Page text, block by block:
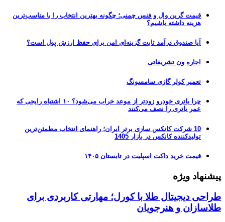
قیمت گرین وال و فنس چمنی؛ چگونه بهترین انتخاب را با مناسب‌ترین
هزینه داشته باشیم؟
آیا صندوق درآمد ثابت گزینه‌ای امن برای حفظ ارزش پول است؟
اجاره ون تشریفاتی
تعمیر کولر گازی سامسونگ
چرا باتری خودرو زودتر از موعد خراب می‌شود؟ ۱۰ اشتباه رایجی که
عمر باتری را نصف می‌کنند
10 شرکت کانکس سازی برتر ایران؛ راهنمای انتخاب مطمئن‌ترین
تولیدکننده کانکس در بازار 1405
قیمت خرید داکت اسپلیت در تابستان ۱۴۰۵
پیشنهاد ویژه
طراحی دیجیتال طلا با کورل؛ مهارتی کاربردی برای
طلاسازان و هنرجویان